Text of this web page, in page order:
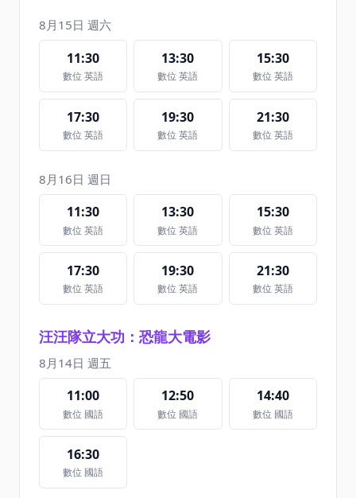
8月15日 週六
11:30
數位 英語
13:30
數位 英語
15:30
數位 英語
17:30
數位 英語
19:30
數位 英語
21:30
數位 英語
8月16日 週日
11:30
數位 英語
13:30
數位 英語
15:30
數位 英語
17:30
數位 英語
19:30
數位 英語
21:30
數位 英語
汪汪隊立大功：恐龍大電影
8月14日 週五
11:00
數位 國語
12:50
數位 國語
14:40
數位 國語
16:30
數位 國語